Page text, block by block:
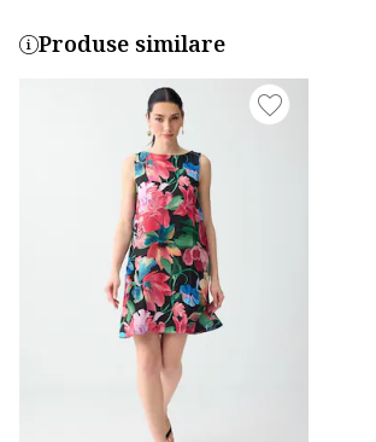
Produse similare